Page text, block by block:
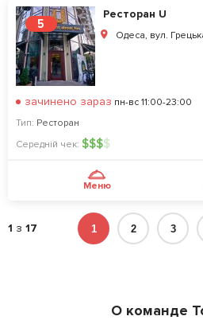
5
Ресторан U
Одеса, вул.
зачинено зараз пн-вс 11:00-23:00
Тип: Ресторан
Середній чек: $$$$
Меню
1 з 17 1 2 3
О команде